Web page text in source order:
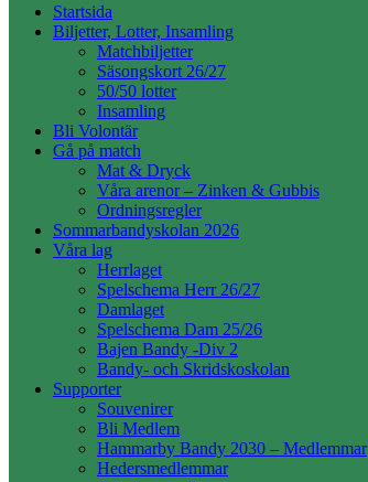
Startsida
Biljetter, Lotter, Insamling
Matchbiljetter
Säsongskort 26/27
50/50 lotter
Insamling
Bli Volontär
Gå på match
Mat & Dryck
Våra arenor – Zinken & Gubbis
Ordningsregler
Sommarbandyskolan 2026
Våra lag
Herrlaget
Spelschema Herr 26/27
Damlaget
Spelschema Dam 25/26
Bajen Bandy -Div 2
Bandy- och Skridskoskolan
Supporter
Souvenirer
Bli Medlem
Hammarby Bandy 2030 – Medlemmar
Hedersmedlemmar